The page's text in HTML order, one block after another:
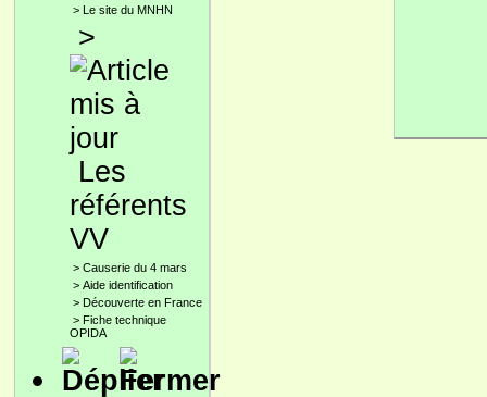
> Le site du MNHN
>
Les
référents
VV
> Causerie du 4 mars
> Aide identification
> Découverte en France
> Fiche technique
OPIDA